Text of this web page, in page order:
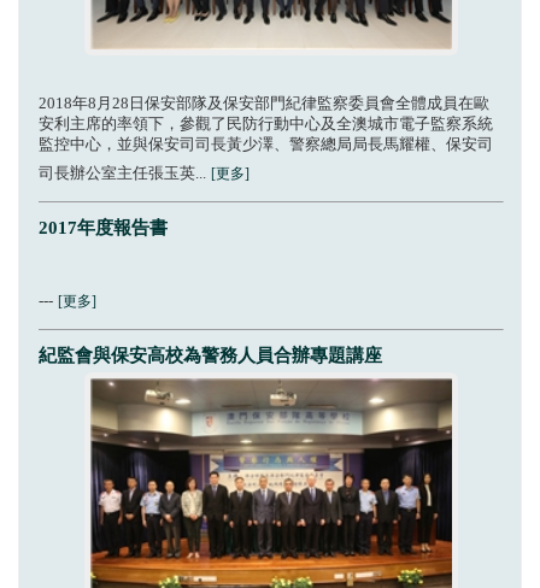
2018年8月28日保安部隊及保安部門紀律監察委員會全體成員在歐
安利主席的率領下，參觀了民防行動中心及全澳城市電子監察系統
監控中心，並與保安司司長黃少澤、警察總局局長馬耀權、保安司
司長辦公室主任張玉英... [更多]
2017年度報告書
--- [更多]
紀監會與保安高校為警務人員合辦專題講座